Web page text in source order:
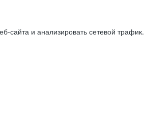
сайта и анализировать сетевой трафик.